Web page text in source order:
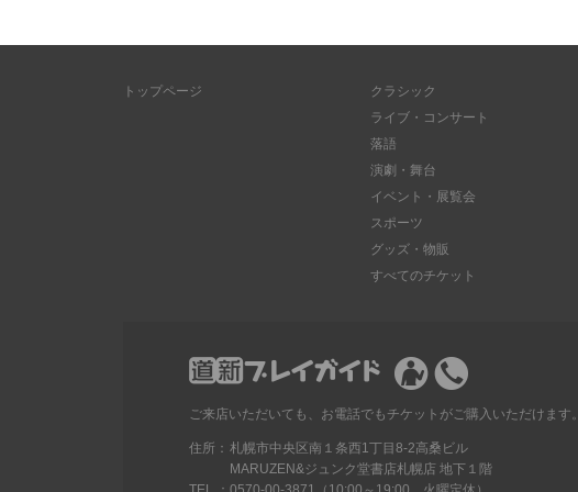
トップページ
クラシック
ライブ・コンサート
落語
演劇・舞台
イベント・展覧会
スポーツ
グッズ・物販
すべてのチケット
ご来店いただいても、お電話でもチケットがご購入いただけます。
住所： 札幌市中央区南１条西1丁目8-2高桑ビル
MARUZEN&ジュンク堂書店札幌店 地下１階